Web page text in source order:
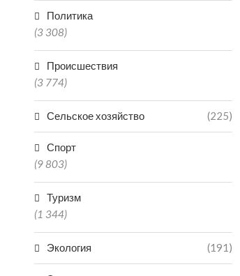
VR-ТЕХНОЛОГИИ
ЗАРАБОТАЛИ В КРЕПОСТИ
НАРЫН-КАЛА В ДАГЕСТАНЕ
06.08.2026
Политика
(3 308)
Происшествия
(3 774)
Сельское хозяйство (225)
Спорт
(9 803)
Туризм
(1 344)
Экология (191)